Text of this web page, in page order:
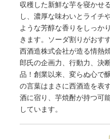
収穫した新鮮な芋を寝かせ
し、濃厚な味わいとライチ
ような芳醇な香りをしっか
きます。ソーダ割りがおす
西酒造株式会社が造る情
郎氏の企画力、行動力、決
品！創業以来、変らぬ心で
の言葉はまさに西酒造を表
酒に宿り、芋焼酎が持つ可
しています。